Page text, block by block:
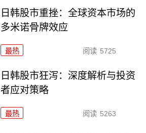
日韩股市重挫：全球资本市场的
多米诺骨牌效应
最热 阅读 5725
日韩股市狂泻：深度解析与投资
者应对策略
最热 阅读 5263